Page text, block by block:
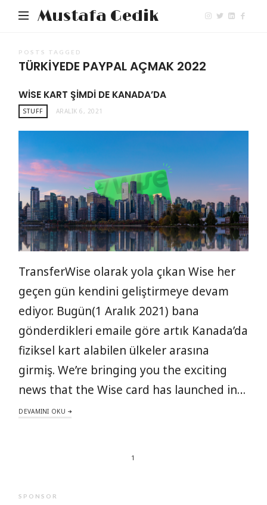
Mustafa Gedik
POSTS TAGGED
TÜRKIYEDE PAYPAL AÇMAK 2022
WISE KART ŞIMDI DE KANADA’DA
STUFF ARALIK 6, 2021
TransferWise olarak yola çıkan Wise her
geçen gün kendini geliştirmeye devam
ediyor. Bugün(1 Aralık 2021) bana
gönderdikleri emaile göre artık Kanada’da
fiziksel kart alabilen ülkeler arasına
girmiş. We’re bringing you the exciting
news that the Wise card has launched in…
DEVAMINI OKU
1
SPONSOR